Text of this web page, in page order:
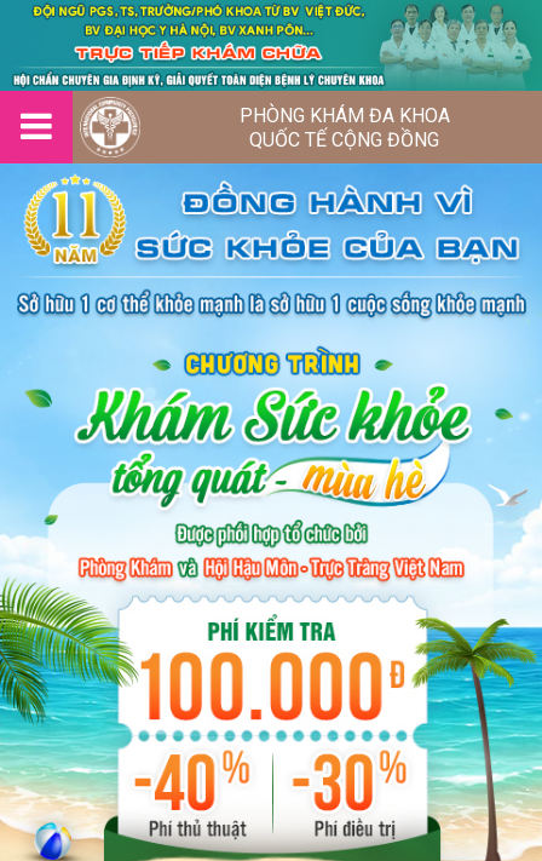
PHÒNG KHÁM ĐA KHOA
QUỐC TẾ CỘNG ĐỒNG